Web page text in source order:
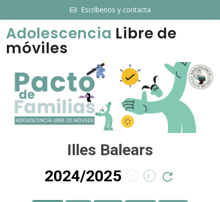
Escríbenos y contacta
Adolescencia Libre de
móviles
Illes Balears
2024/2025